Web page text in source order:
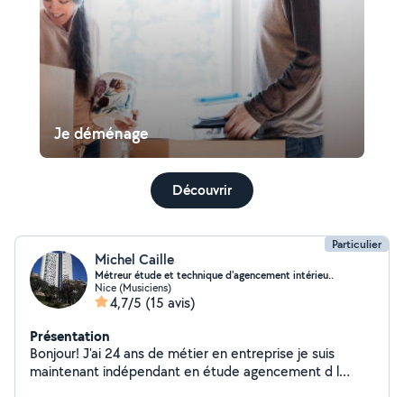
Je déménage
Découvrir
Particulier
Michel Caille
Métreur étude et technique d'agencement intérieu..
Nice (Musiciens)
4,7/5 (15 avis)
Présentation
Bonjour! J'ai 24 ans de métier en entreprise je suis
maintenant indépendant en étude agencement d l